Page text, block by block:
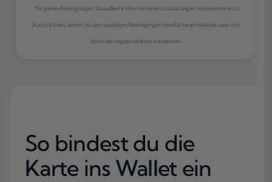
*Es gelten Bedingungen. Detaillierte Informationen zu Leistungen, insbesondere zu
Ausschlüssen, kannst du den jeweiligen Bedingungen des Kartenproduktes oder des
Versicherungsproduktes entnehmen.
So bindest du die
Karte ins Wallet ein